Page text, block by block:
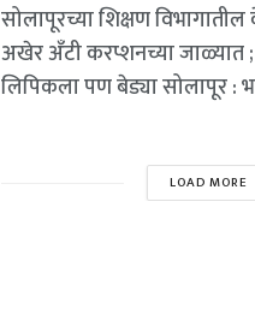
सोलापूरच्या शिक्षण
अखेर अँटी करप्शनच्या जाळ्यात
लिपिकला पण बेड्या सोलापूर :
LOAD MORE